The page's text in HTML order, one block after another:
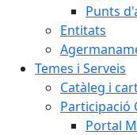
Punts
Entitats
Temes i Serveis
Catàleg i
Participació
Portal